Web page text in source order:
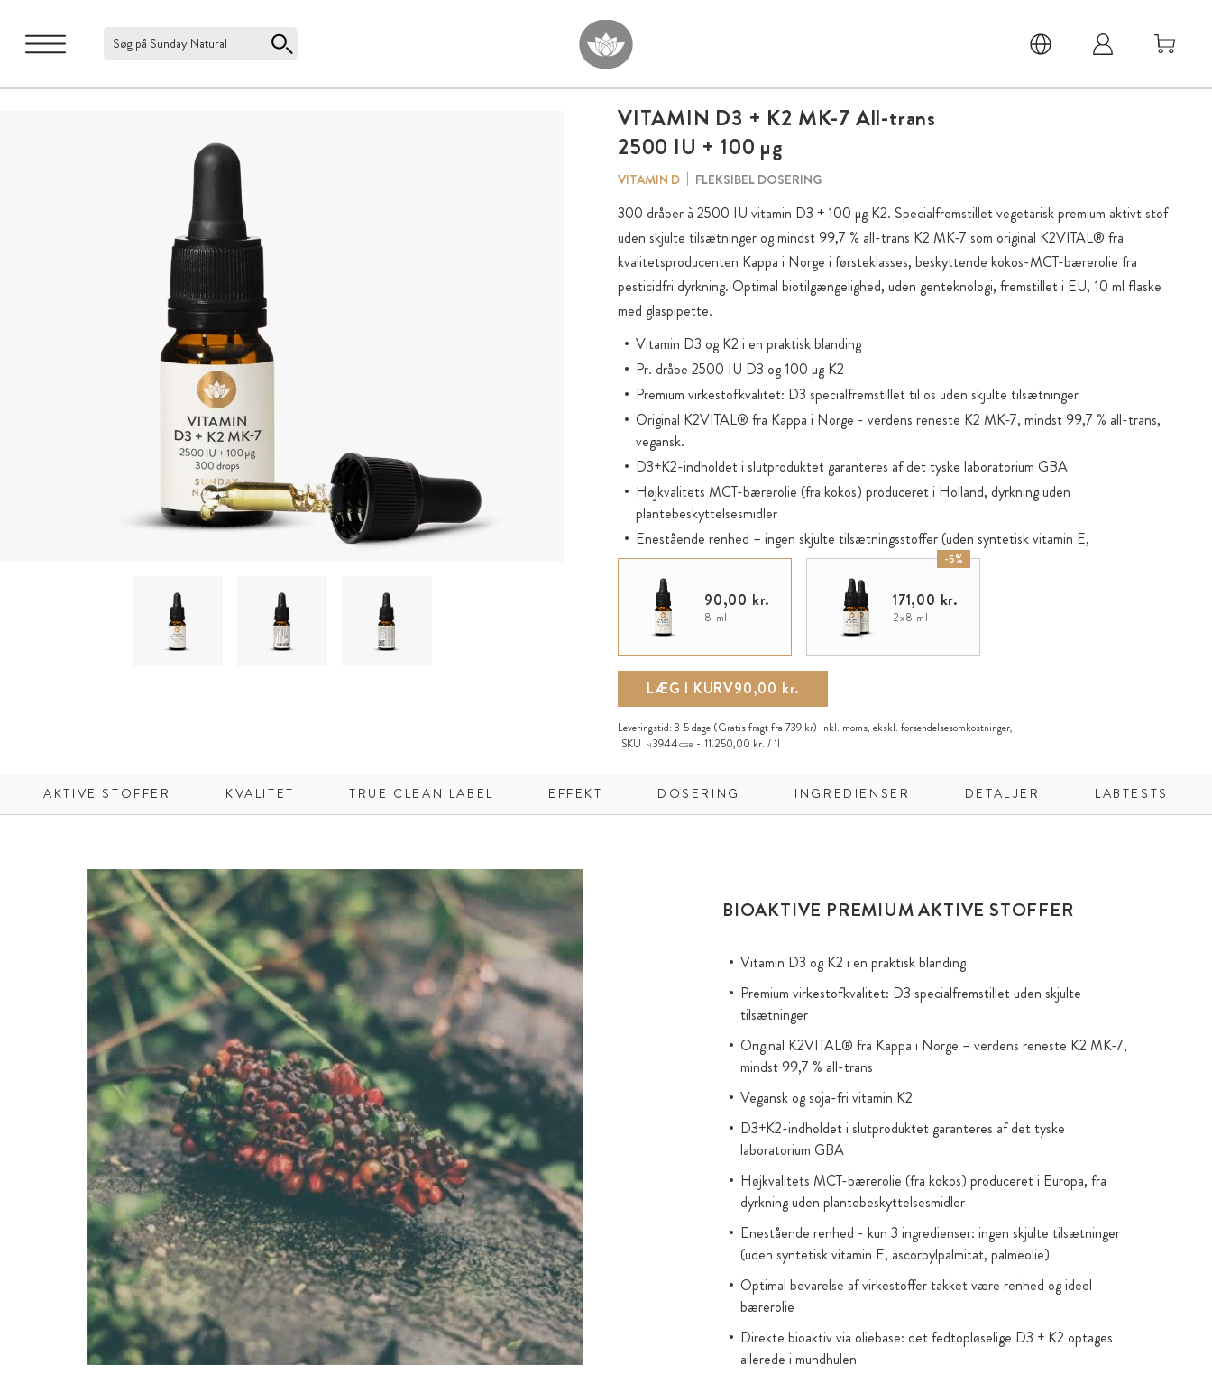
Søg på Sunday Natural
VITAMIN D3 + K2 MK-7 All-trans
2500 IU + 100 µg
VITAMIN D FLEKSIBEL DOSERING
300 dråber à 2500 IU vitamin D3 + 100 µg K2. Specialfremstillet vegetarisk premium aktivt stof
uden skjulte tilsætninger og mindst 99,7 % all-trans K2 MK-7 som original K2VITAL® fra
kvalitetsproducenten Kappa i Norge i førsteklasses, beskyttende kokos-MCT-bærerolie fra
pesticidfri dyrkning. Optimal biotilgængelighed, uden genteknologi, fremstillet i EU, 10 ml flaske
med glaspipette.
Vitamin D3 og K2 i en praktisk blanding
Pr. dråbe 2500 IU D3 og 100 µg K2
Premium virkestofkvalitet: D3 specialfremstillet til os uden skjulte tilsætninger
Original K2VITAL® fra Kappa i Norge - verdens reneste K2 MK-7, mindst 99,7 % all-trans,
vegansk.
D3+K2-indholdet i slutproduktet garanteres af det tyske laboratorium GBA
Højkvalitets MCT-bærerolie (fra kokos) produceret i Holland, dyrkning uden
plantebeskyttelsesmidler
Enestående renhed – ingen skjulte tilsætningsstoffer (uden syntetisk vitamin E,
ascorbylpalmitat, palmeolie)
Direkte bioaktiv via oliebase: det fedtopløselige D3 + K2 optages allerede i mundhulen
Miljøvenlig glasflaske med glaspipette for nem dosering
K2VITAL® er et registreret varemærke tilhørende Kappa Bioscience AS
90,00 kr.
8 ml
-5%
171,00 kr.
2x8 ml
LÆG I KURV90,00 kr.
Leveringstid: 3-5 dage (Gratis fragt fra 739 kr) Inkl. moms, ekskl. forsendelsesomkostninger,
SKU
N3944CGB 11.250,00 kr. / 1l
AKTIVE STOFFER KVALITET TRUE CLEAN LABEL EFFEKT DOSERING INGREDIENSER DETALJER LABTESTS
BIOAKTIVE PREMIUM AKTIVE STOFFER
Vitamin D3 og K2 i en praktisk blanding
Premium virkestofkvalitet: D3 specialfremstillet uden skjulte
tilsætninger
Original K2VITAL® fra Kappa i Norge – verdens reneste K2 MK-7,
mindst 99,7 % all-trans
Vegansk og soja-fri vitamin K2
D3+K2-indholdet i slutproduktet garanteres af det tyske
laboratorium GBA
Højkvalitets MCT-bærerolie (fra kokos) produceret i Europa, fra
dyrkning uden plantebeskyttelsesmidler
Enestående renhed - kun 3 ingredienser: ingen skjulte tilsætninger
(uden syntetisk vitamin E, ascorbylpalmitat, palmeolie)
Optimal bevarelse af virkestoffer takket være renhed og ideel
bærerolie
Direkte bioaktiv via oliebase: det fedtopløselige D3 + K2 optages
allerede i mundhulen